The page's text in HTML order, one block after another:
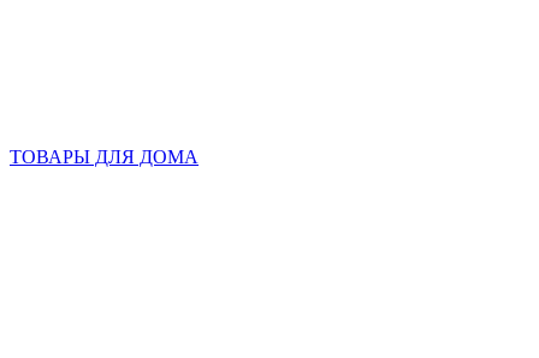
ТОВАРЫ ДЛЯ ДОМА